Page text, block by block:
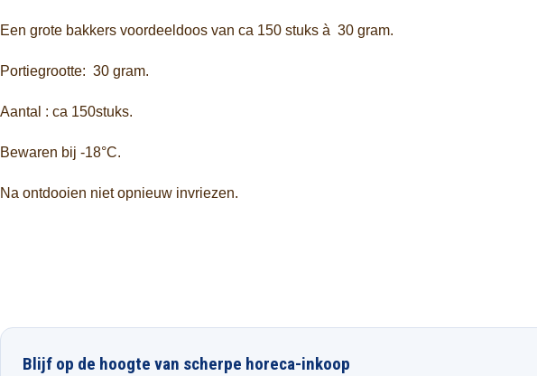
Een grote bakkers voordeeldoos van ca 150 stuks à 30 gram.
Portiegrootte: 30 gram.
Aantal : ca 150stuks.
Bewaren bij -18°C.
Na ontdooien niet opnieuw invriezen.
Blijf op de hoogte van scherpe horeca-inkoop